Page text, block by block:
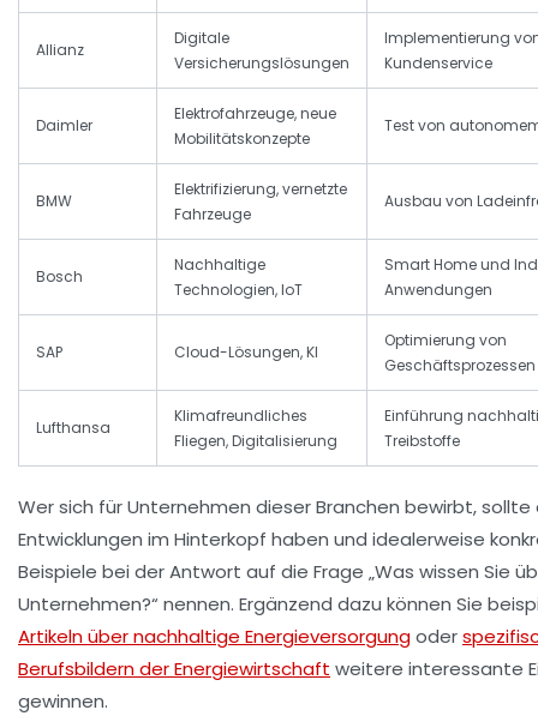
Allianz
Digitale
Versicherungslösungen
Implementierung
Kundenservice
Daimler
Elektrofahrzeuge, neue
Mobilitätskonzepte
Test von
BMW
Elektrifizierung, vernetzte
Fahrzeuge
Ausbau von
Bosch
Nachhaltige
Technologien, IoT
Smart Home und
Anwendungen
SAP Cloud-Lösungen, KI
Optimierung von
Geschäftsprozessen
Lufthansa
Klimafreundliches
Fliegen, Digitalisierung
Einführung
Treibstoffe
Wer sich für Unternehmen dieser Branchen bewirbt, sollte
Entwicklungen im Hinterkopf haben und idealerweise
Beispiele bei der Antwort auf die Frage „Was wissen Sie
Unternehmen?“ nennen. Ergänzend dazu können Sie
Artikeln über nachhaltige Energieversorgungoder
Berufsbildern der Energiewirtschaft weitere interessante
gewinnen.